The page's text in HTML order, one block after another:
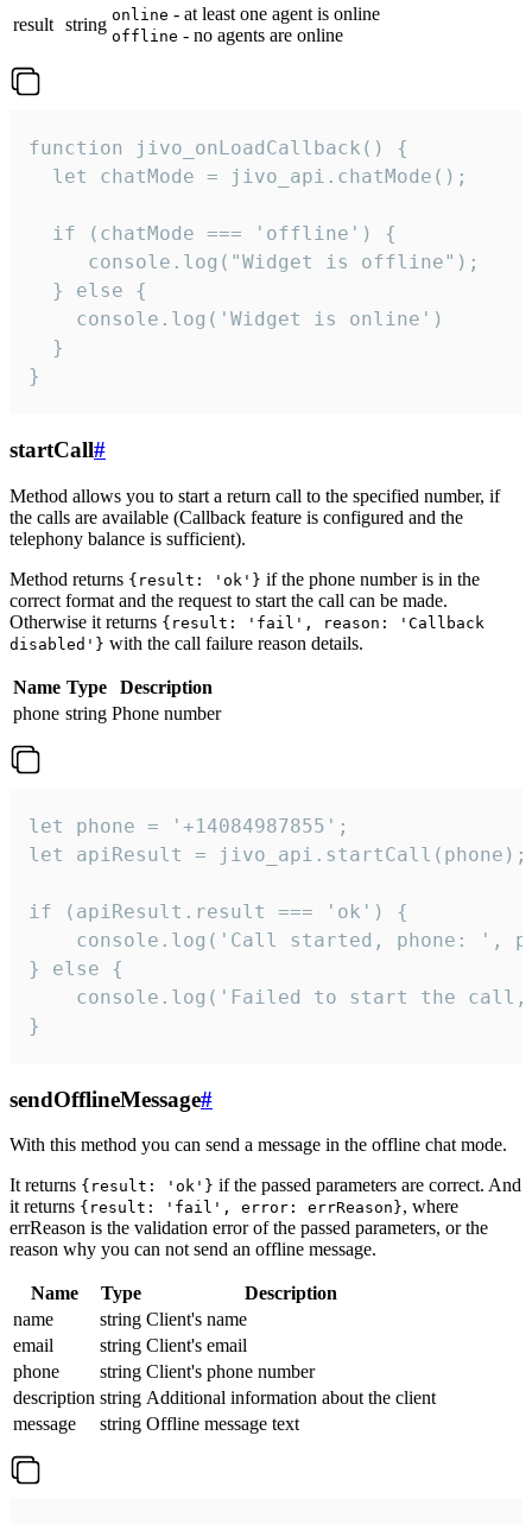
result string online - at least one agent is online
offline - no agents are online
function jivo_onLoadCallback() {
  let chatMode = jivo_api.chatMode();
  if (chatMode === 'offline') {
     console.log("Widget is offline");
  } else {
    console.log('Widget is online')
  }
}
startCall#
Method allows you to start a return call to the specified number, if
the calls are available (Callback feature is configured and the
telephony balance is sufficient).
Method returns {result: 'ok'} if the phone number is in the
correct format and the request to start the call can be made.
Otherwise it returns {result: 'fail', reason: 'Callback
disabled'} with the call failure reason details.
Name Type
Description
phone string Phone number
let phone = '+14084987855';
let apiResult = jivo_api.startCall(phone);
if (apiResult.result === 'ok') {
console.log('Call started, phone: ',
} else {
console.log('Failed to start the
}
sendOfflineMessage#
With this method you can send a message in the offline chat mode.
It returns {result: 'ok'} if the passed parameters are correct. And
it returns {result: 'fail', error: errReason}, where
errReason is the validation error of the passed parameters, or the
reason why you can not send an offline message.
Name Type
Description
name
string Client's name
email
string Client's email
phone
string Client's phone number
description string Additional information about the client
message
string Offline message text